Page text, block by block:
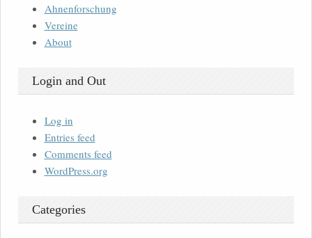
Ahnenforschung
Vereine
About
Login and Out
Log in
Entries feed
Comments feed
WordPress.org
Categories